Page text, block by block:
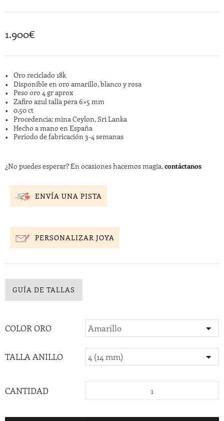
1.900€
Oro reciclado 18k
Disponible en oro amarillo, blanco y rosa
Peso oro 4 gr aprox
Zafiro azul talla pera 6×5 mm
0.50 ct
Procedencia: mina Ceylon, Sri Lanka
Hecho a mano en España
Periodo de fabricación 3-4 semanas
¿No puedes esperar? En ocasiones hacemos magia,contáctanos
ENVÍA UNA PISTA
PERSONALIZAR JOYA
GUÍA DE TALLAS
COLOR ORO
TALLA ANILLO
CANTIDAD